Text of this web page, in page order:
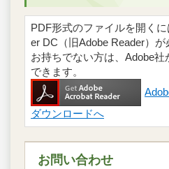
PDF形式のファイルを開く
er DC（旧Adobe Reader）が
お持ちでない方は、Adobe
できます。
ダウンロードへ
お問い合わせ